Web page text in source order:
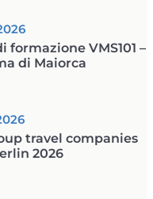
VMS101 –
di Maiorca
travel companies
2026